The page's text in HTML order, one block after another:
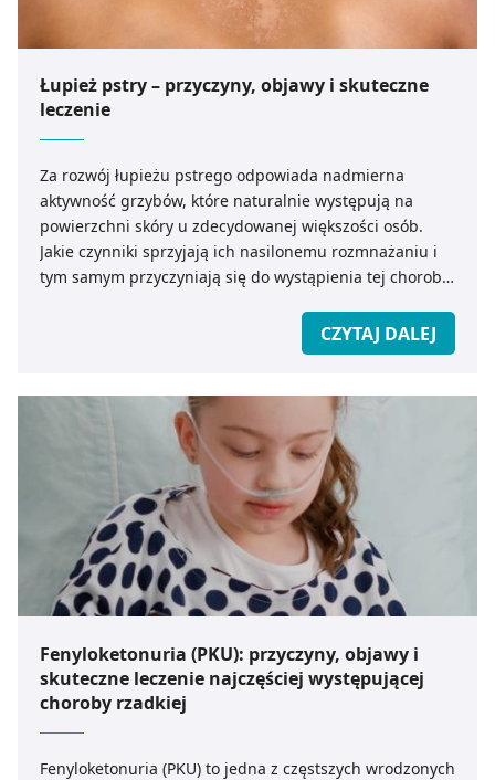
Łupież pstry – przyczyny, objawy i skuteczne
leczenie
Za rozwój łupieżu pstrego odpowiada nadmierna
aktywność grzybów, które naturalnie występują na
powierzchni skóry u zdecydowanej większości osób.
Jakie czynniki sprzyjają ich nasilonemu rozmnażaniu i
tym samym przyczyniają się do wystąpienia tej choroby?
leczenie? Dowiedz się też, dlaczego preferowana jest
terapia miejscowa i w jakich przypadkach wdrażane do
CZYTAJ DALEJ
Fenyloketonuria (PKU): przyczyny, objawy i
skuteczne leczenie najczęściej występującej
choroby rzadkiej
Fenyloketonuria (PKU) to jedna z częstszych wrodzonych